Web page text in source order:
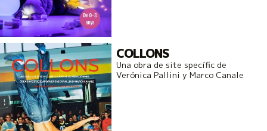
COLLONS
Una obra de site specífic de
Verónica Pallini y Marco Canale